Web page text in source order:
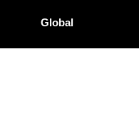
Global